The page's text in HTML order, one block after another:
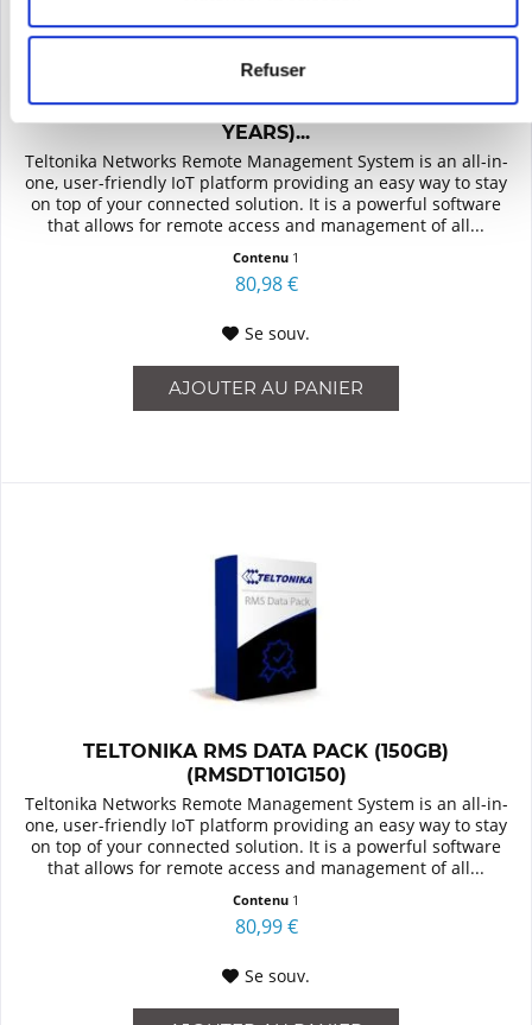
Refuser
TELTONIKA RMS MANAGEMENT PACK (10
YEARS)...
Teltonika Networks Remote Management System is an all-in-
one, user-friendly IoT platform providing an easy way to stay
on top of your connected solution. It is a powerful software
that allows for remote access and management of all...
Contenu 1
80,98 €
Se souv.
AJOUTER AU PANIER
TELTONIKA RMS DATA PACK (150GB)
(RMSDT101G150)
Teltonika Networks Remote Management System is an all-in-
one, user-friendly IoT platform providing an easy way to stay
on top of your connected solution. It is a powerful software
that allows for remote access and management of all...
Contenu 1
80,99 €
Se souv.